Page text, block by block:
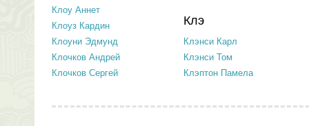
Клоу Аннет
Клоуз Кардин
Клоуни Эдмунд
Клочков Андрей
Клочков Сергей
Клэ
Клэнси Карл
Клэнси Том
Клэптон Памела